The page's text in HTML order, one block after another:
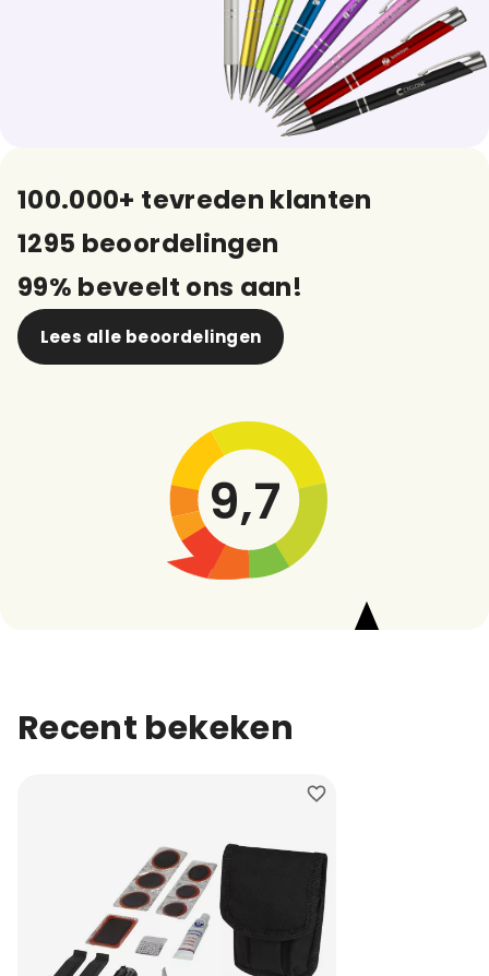
100.000+ tevreden klanten
1295 beoordelingen
99% beveelt ons aan!
Lees alle beoordelingen
9,7
Recent bekeken